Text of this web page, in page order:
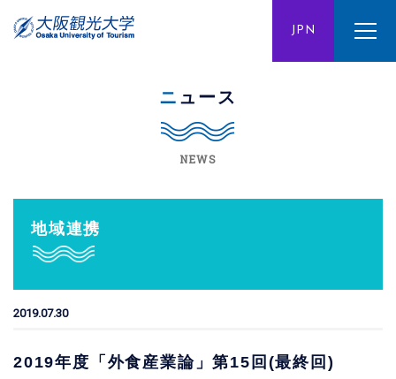
JPN
ENG CHN
ニュース
NEWS
地域連携
2019.07.30
2019年度「外食産業論」第15回(最終回)